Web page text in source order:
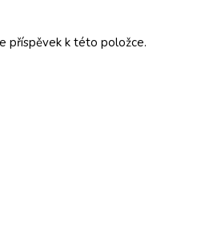
příspěvek k této položce.